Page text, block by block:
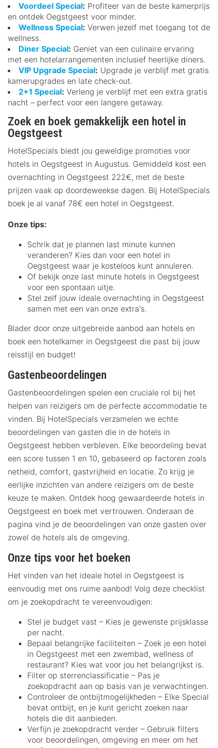
Voordeel Special: Profiteer van de beste kamerprijs
en ontdek Oegstgeest voor minder.
Wellness Special: Verwen jezelf met toegang tot de
wellness.
Diner Special: Geniet van een culinaire ervaring
met een hotelarrangementen inclusief heerlijke diners.
VIP Upgrade Special: Upgrade je verblijf met gratis
kamerupgrades en late check-out.
2+1 Special: Verleng je verblijf met een extra gratis
nacht – perfect voor een langere getaway.
Zoek en boek gemakkelijk een hotel in
Oegstgeest
HotelSpecials biedt jou geweldige promoties voor
hotels in Oegstgeest in Augustus. Gemiddeld kost een
overnachting in Oegstgeest 222€, met de beste
prijzen vaak op doordeweekse dagen. Bij HotelSpecials
boek je al vanaf 78€ een hotel in Oegstgeest.
Onze tips:
Schrik dat je plannen last minute kunnen
veranderen? Kies dan voor een hotel in
Oegstgeest waar je kosteloos kunt annuleren.
Of bekijk onze last minute hotels in Oegstgeest
voor een spontaan uitje.
Stel zelf jouw ideale overnachting in Oegstgeest
samen met een van onze extra's.
Blader door onze uitgebreide aanbod aan hotels en
boek een hotelkamer in Oegstgeest die past bij jouw
reisstijl en budget!
Gastenbeoordelingen
Gastenbeoordelingen spelen een cruciale rol bij het
helpen van reizigers om de perfecte accommodatie te
vinden. Bij HotelSpecials verzamelen we echte
beoordelingen van gasten die in de hotels in
Oegstgeest hebben verbleven. Elke beoordeling bevat
een score tussen 1 en 10, gebaseerd op factoren zoals
netheid, comfort, gastvrijheid en locatie. Zo krijg je
eerlijke inzichten van andere reizigers om de beste
keuze te maken. Ontdek hoog gewaardeerde hotels in
Oegstgeest en boek met vertrouwen. Onderaan de
pagina vind je de beoordelingen van onze gasten over
zowel de hotels als de omgeving.
Onze tips voor het boeken
Het vinden van het ideale hotel in Oegstgeest is
eenvoudig met ons ruime aanbod! Volg deze checklist
om je zoekopdracht te vereenvoudigen:
Stel je budget vast – Kies je gewenste prijsklasse
per nacht.
Bepaal belangrijke faciliteiten – Zoek je een hotel
in Oegstgeest met een zwembad, wellness of
restaurant? Kies wat voor jou het belangrijkst is.
Filter op sterrenclassificatie – Pas je
zoekopdracht aan op basis van je verwachtingen.
Controleer de ontbijtmogelijkheden – Elke Special
bevat ontbijt, en je kunt gericht zoeken naar
hotels die dit aanbieden.
Verfijn je zoekopdracht verder – Gebruik filters
voor beoordelingen, omgeving en meer om het